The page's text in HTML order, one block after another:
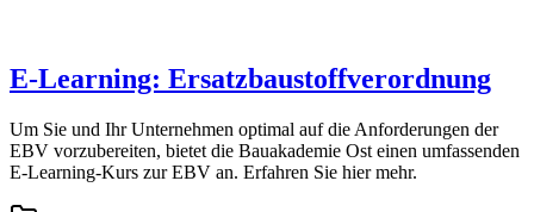
E-Learning: Ersatzbaustoffverordnung
Um Sie und Ihr Unternehmen optimal auf die Anforderungen der
EBV vorzubereiten, bietet die Bauakademie Ost einen umfassenden
E-Learning-Kurs zur EBV an. Erfahren Sie hier mehr.